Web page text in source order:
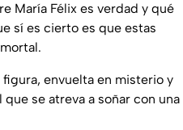
María Félix es verdad y qué
sí es cierto es que estas
envuelta en misterio y
se atreva a soñar con una